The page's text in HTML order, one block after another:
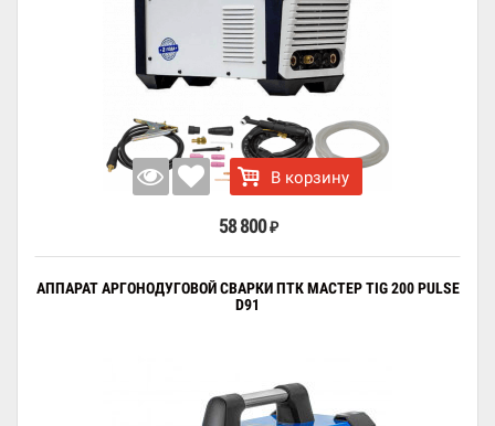
В корзину
58 800 ₽
АППАРАТ АРГОНОДУГОВОЙ СВАРКИ ПТК МАСТЕР TIG 200 PULSE
D91